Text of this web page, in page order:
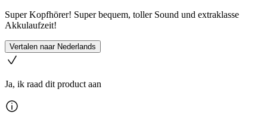
Super Kopfhörer! Super bequem, toller Sound und extraklasse
Akkulaufzeit!
Vertalen naar Nederlands
Ja, ik raad dit product aan